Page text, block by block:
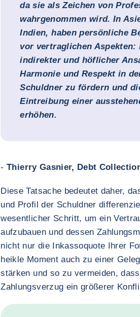
da sie als Zeichen von
wahrgenommen wird. In
Indien, haben persönliche
vor vertraglichen Aspekten:
indirekter und höflicher
Harmonie und Respekt in
Schuldner zu fördern und
Eintreibung einer
erhöhen.
-Thierry Gasnier, Debt
Diese Tatsache bedeutet daher,
und Profil der Schuldner
wesentlicher Schritt, um ein
aufzubauen und dessen
nicht nur die Inkassoquote Ihrer
heikle Moment auch zu einer
stärken und so zu vermeiden,
Zahlungsverzug ein größerer